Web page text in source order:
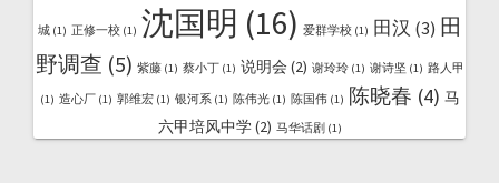
城(1) 正修一校(1) 沈国明 (16) 爱群学校(1) 田汉 (3) 田
野调查 (5) 紫藤(1) 蔡小丁(1) 说明会 (2) 谢玲玲(1) 谢诗坚 (1) 路人甲
(1) 造心厂(1) 郭维宏(1) 银河系(1) 陈伟光(1) 陈国伟(1) 陈晓春 (4) 马
六甲培风中学(2) 马华话剧 (1)